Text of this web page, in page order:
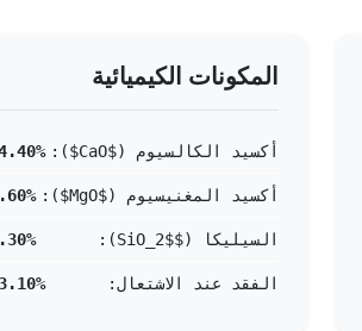
المكونات الكيميائية
أكسيد الكالسيوم ($CaO$):
أكسيد المغنيسيوم ($MgO$):
السيليكا ($SiO_2$):
الفقد عند الاشتعال: